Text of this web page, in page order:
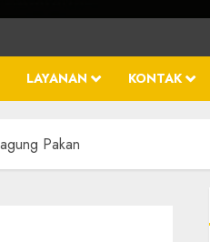
LAYANAN KONTAK
Pakan